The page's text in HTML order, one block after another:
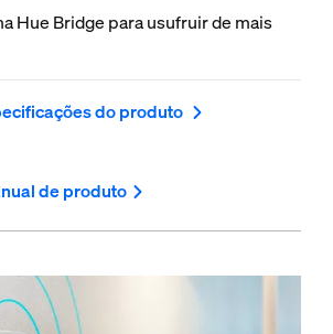
Hue Bridge para usufruir de mais
do produto
de produto